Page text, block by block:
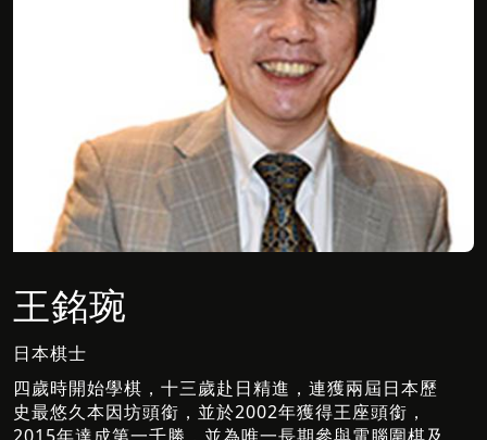
王銘琬
日本棋士
四歲時開始學棋，十三歲赴日精進，連獲兩屆日本歷
史最悠久本因坊頭銜，並於2002年獲得王座頭銜，